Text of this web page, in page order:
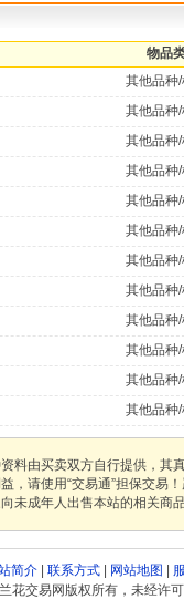
物品
其他品种
其他品种
其他品种
其他品种
其他品种
其他品种
其他品种
其他品种
其他品种
其他品种
其他品种
其他品种
料由买卖双方自行提供，
，请使用“交易通”担保交
未成年人出售本站的相关商
简介| 联系方式| 网站地图
兰花交易网版权所有，未经许